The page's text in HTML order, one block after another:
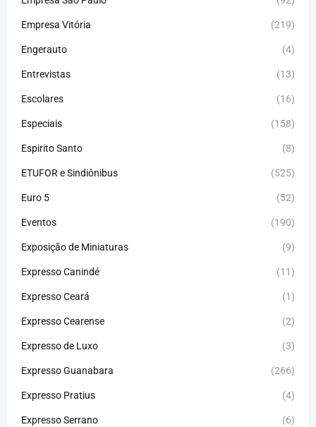
Empresa Vitória (219)
Engerauto (4)
Entrevistas (13)
Escolares (16)
Especiais (158)
Espirito Santo (8)
ETUFOR e Sindiônibus (525)
Euro 5 (52)
Eventos (190)
Exposição de Miniaturas (9)
Expresso Canindé (11)
Expresso Ceará (1)
Expresso Cearense (2)
Expresso de Luxo (3)
Expresso Guanabara (266)
Expresso Pratius (4)
Expresso Serrano (6)